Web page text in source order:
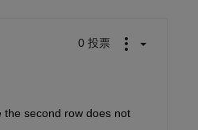
0 投票
the second row does not